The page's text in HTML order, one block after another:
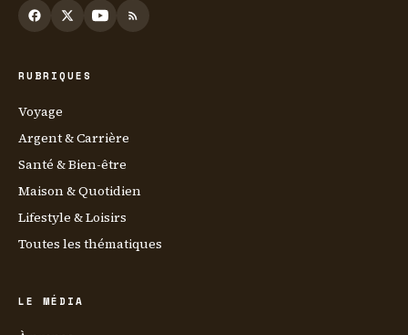
RUBRIQUES
Voyage
Argent & Carrière
Santé & Bien-être
Maison & Quotidien
Lifestyle & Loisirs
Toutes les thématiques
LE MÉDIA